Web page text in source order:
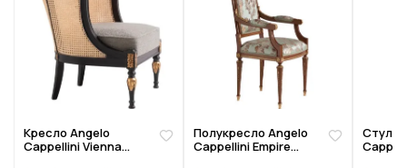
Кресло Angelo
Cappellini Vienna
Полукресло Angelo
Cappellini Empire
Стул